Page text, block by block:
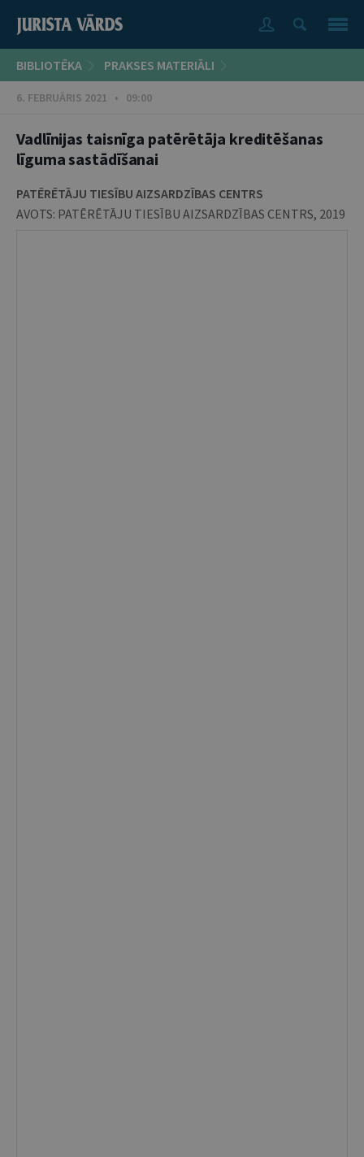
BIBLIOTĒKA PRAKSES MATERIĀLI
6. FEBRUĀRIS 2021 • 09:00
Vadlīnijas taisnīga patērētāja kreditēšanas
līguma sastādīšanai
PATĒRĒTĀJU TIESĪBU AIZSARDZĪBAS CENTRS
AVOTS: PATĒRĒTĀJU TIESĪBU AIZSARDZĪBAS CENTRS, 2019